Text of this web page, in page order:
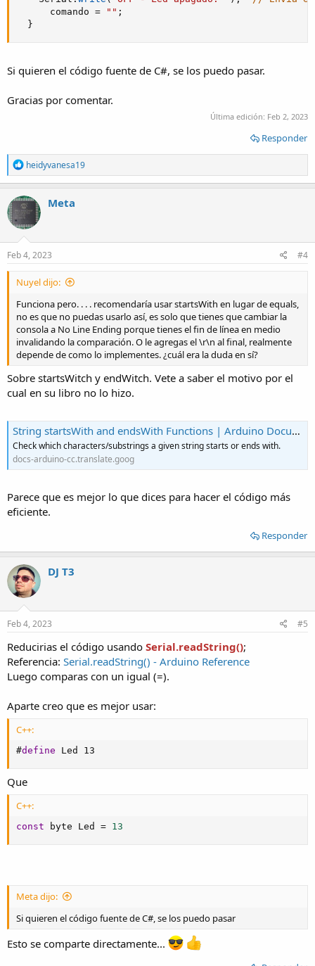
      comando
= "" ;
}
Si quieren el código fuente de C#, se los puedo pasar.
Gracias por comentar.
Última edición: Feb 2, 2023
Responder
R
e
a
c
t
o
n
s
heidyvanesa19
Meta
Feb 4, 2023 #4
Nuyel dijo:
Funciona pero. . . . recomendaría usar startsWith en lugar de equals,
no es que no puedas usarlo así, es solo que tienes que cambiar la
consola a No Line Ending porque tienes el fin de línea en medio
invalidando la comparación. O le agregas el \r\n al final, realmente
depende de como lo implementes. ¿cuál era la duda en sí?
Sobre startsWitch y endWitch. Vete a saber el motivo por el
cual en su libro no lo hizo.
String startsWith and endsWith Functions | Arduino Documentation | Arduino Documentation
Check which characters/substrings a given string starts or ends with.
docs-arduino-cc.translate.goog
Parece que es mejor lo que dices para hacer el código más
eficiente.
Responder
DJ T3
Feb 4, 2023 #5
Reducirias el código usando Serial.readString();
Referencia: Serial.readString() - Arduino Reference
Luego comparas con un igual (=).
Aparte creo que es mejor usar:
C++:
#define Led 13
Que
C++:
const byte Led = 13
Meta dijo:
Si quieren el código fuente de C#, se los puedo pasar
Esto se comparte directamente...